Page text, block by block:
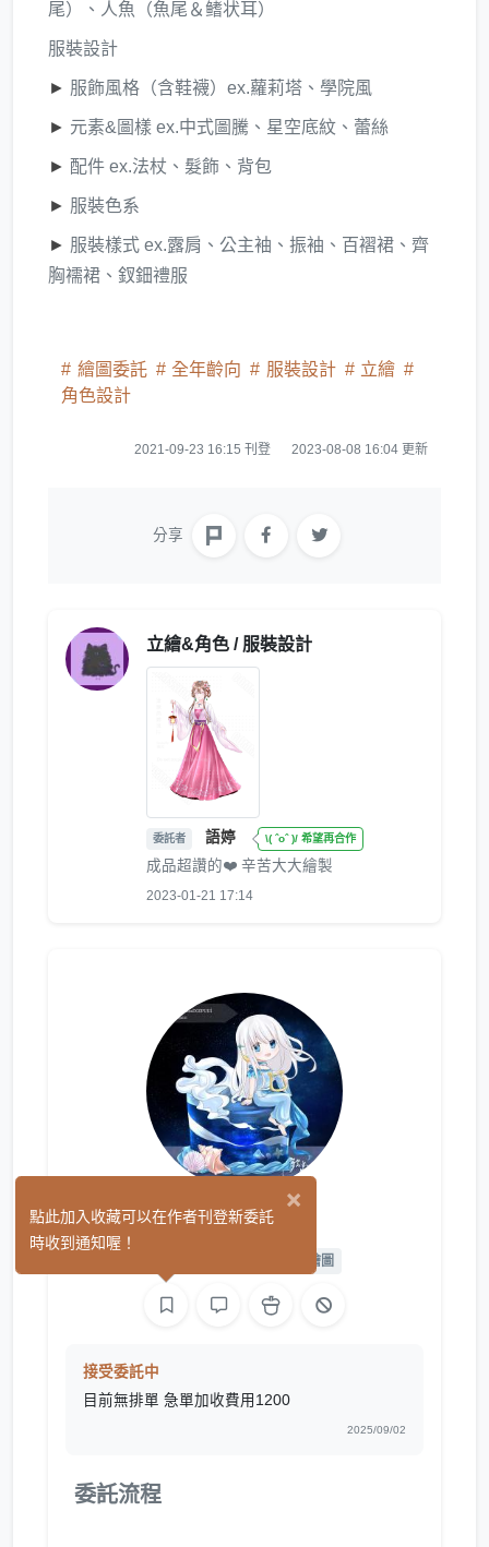
尾）、人魚（魚尾＆鳍状耳）
服裝設計
► 服飾風格（含鞋襪）ex.蘿莉塔、學院風
► 元素&圖樣 ex.中式圖騰、星空底紋、蕾絲
► 配件 ex.法杖、髮飾、背包
► 服裝色系
► 服裝樣式 ex.露肩、公主袖、振袖、百褶裙、齊
胸襦裙、釵鈿禮服
繪圖委託 全年齡向 服裝設計
立繪
角色設計
2021-09-23 16:15 刊登 2023-08-08 16:04 更新
分享
立繪&角色 / 服裝設計
委託者 語婷 \( ˆoˆ )/ 希望再合作
成品超讚的❤️ 辛苦大大繪製
2023-01-21 17:14
殘光 (32)
L2D 繪圖
接受委託中
目前無排單 急單加收費用1200
2025/09/02
委託流程
×
點此加入收藏可以在作者刊登新委託
時收到通知喔！